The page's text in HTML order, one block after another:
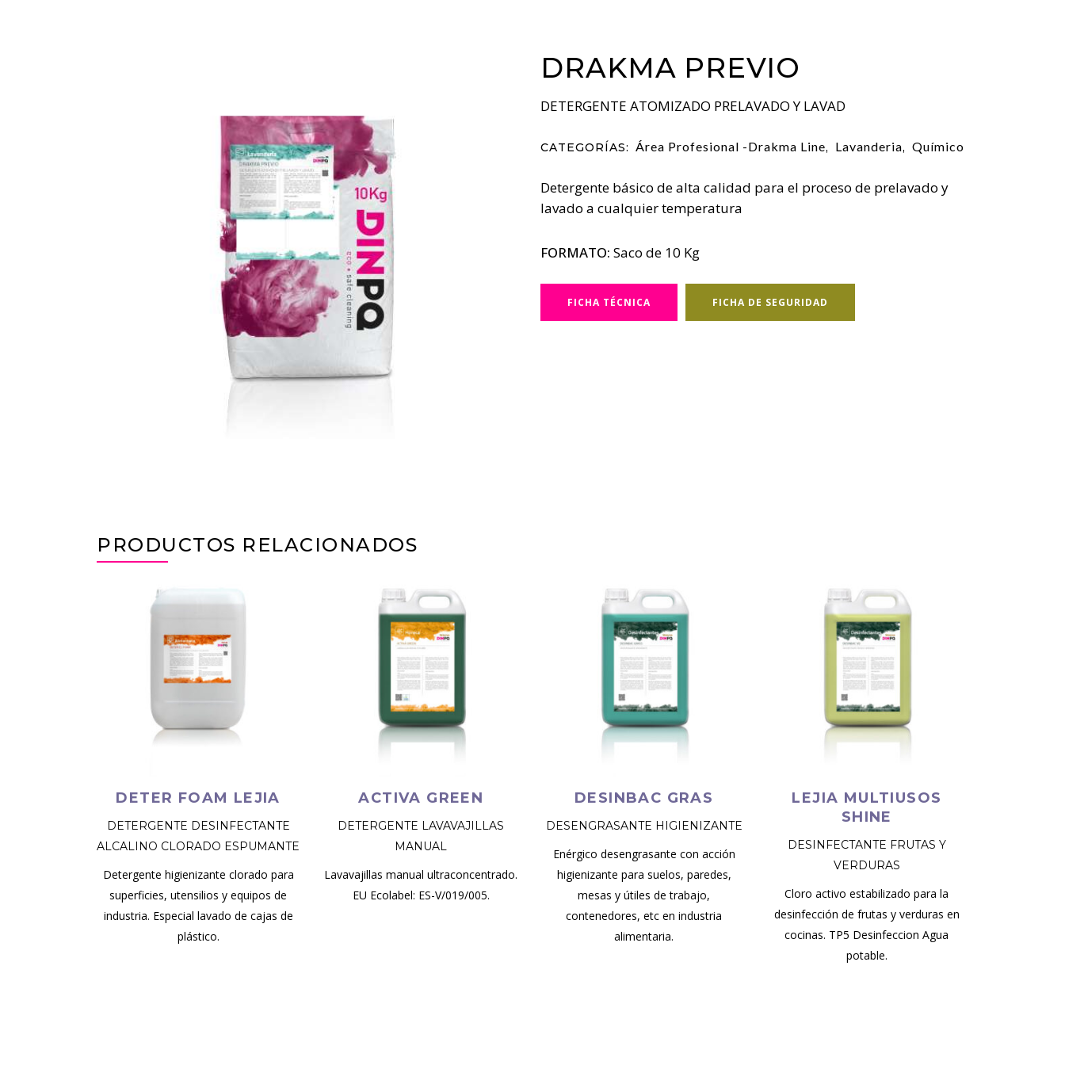
DRAKMA PREVIO
DETERGENTE ATOMIZADO PRELAVADO Y LAVAD
CATEGORÍAS: Área Profesional -Drakma Line, Lavanderia, Químico
Detergente básico de alta calidad para el proceso de prelavado y
lavado a cualquier temperatura
FORMATO: Saco de 10 Kg
FICHA TÉCNICA FICHA DE SEGURIDAD
PRODUCTOS RELACIONADOS
DETER FOAM LEJIA
DETERGENTE DESINFECTANTE
ALCALINO CLORADO ESPUMANTE
Detergente higienizante clorado para
superficies, utensilios y equipos de
industria. Especial lavado de cajas de
plástico.
ACTIVA GREEN
DETERGENTE LAVAVAJILLAS
MANUAL
Lavavajillas manual ultraconcentrado.
EU Ecolabel: ES-V/019/005.
DESINBAC GRAS
DESENGRASANTE HIGIENIZANTE
Enérgico desengrasante con acción
higienizante para suelos, paredes,
mesas y útiles de trabajo,
contenedores, etc en industria
alimentaria.
LEJIA MULTIUSOS
SHINE
DESINFECTANTE FRUTAS Y
VERDURAS
Cloro activo estabilizado para la
desinfección de frutas y verduras en
cocinas. TP5 Desinfeccion Agua
potable.